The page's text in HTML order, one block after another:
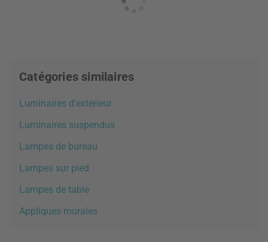
Catégories similaires
Luminaires d'extérieur
Luminaires suspendus
Lampes de bureau
Lampes sur pied
Lampes de table
Appliques murales